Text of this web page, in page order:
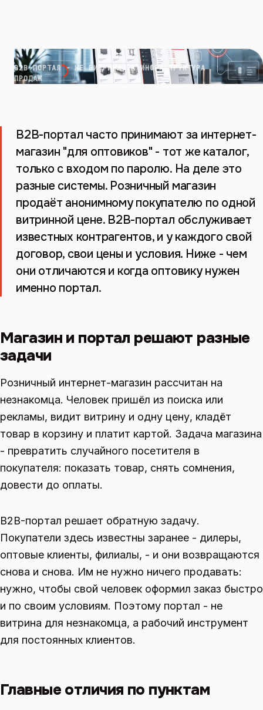
B2B-ПОРТАЛ - НЕ ВИТРИНА, А ИНФРАСТРУКТУРА
ПРОДАЖ
B2B-портал часто принимают за интернет-
магазин "для оптовиков" - тот же каталог,
только с входом по паролю. На деле это
разные системы. Розничный магазин
продаёт анонимному покупателю по одной
витринной цене. B2B-портал обслуживает
известных контрагентов, и у каждого свой
договор, свои цены и условия. Ниже - чем
они отличаются и когда оптовику нужен
именно портал.
Магазин и портал решают разные
задачи
Розничный интернет-магазин рассчитан на
незнакомца. Человек пришёл из поиска или
рекламы, видит витрину и одну цену, кладёт
товар в корзину и платит картой. Задача магазина
- превратить случайного посетителя в
покупателя: показать товар, снять сомнения,
довести до оплаты.
B2B-портал решает обратную задачу.
Покупатели здесь известны заранее - дилеры,
оптовые клиенты, филиалы, - и они возвращаются
снова и снова. Им не нужно ничего продавать:
нужно, чтобы свой человек оформил заказ быстро
и по своим условиям. Поэтому портал - не
витрина для незнакомца, а рабочий инструмент
для постоянных клиентов.
Главные отличия по пунктам